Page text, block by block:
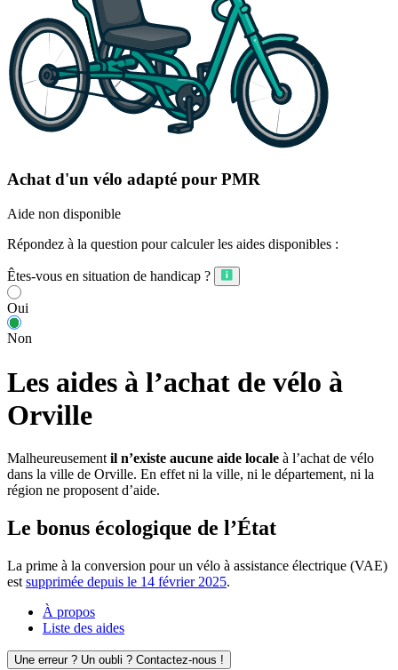
Achat d'un vélo adapté pour PMR
Aide non disponible
Répondez à la question pour calculer les aides disponibles :
Êtes-vous en situation de handicap ?
Oui
Non
Les aides à l’achat de vélo à
Orville
Malheureusement il n’existe aucune aide locale à l’achat de vélo
dans la ville de Orville. En effet ni la ville, ni le département, ni la
région ne proposent d’aide.
Le bonus écologique de l’État
La prime à la conversion pour un vélo à assistance électrique (VAE)
est supprimée depuis le 14 février 2025.
À propos
Liste des aides
Une erreur ? Un oubli ? Contactez-nous !